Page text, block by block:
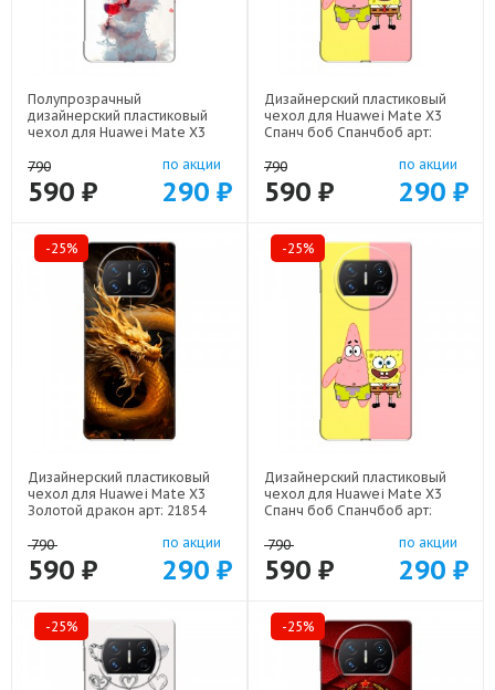
Полупрозрачный
дизайнерский пластиковый
чехол для Huawei Mate X3
22224
790
590 ₽
по акции
290 ₽
Дизайнерский пластиковый
чехол для Huawei Mate X3
Спанч боб Спанчбоб арт:
790
590 ₽
по акции
290 ₽
-25%
Дизайнерский пластиковый
чехол для Huawei Mate X3
Золотой дракон арт: 21854
790
590 ₽
по акции
290 ₽
-25%
Дизайнерский пластиковый
чехол для Huawei Mate X3
Спанч боб Спанчбоб арт:
790
590 ₽
по акции
290 ₽
-25% -25%